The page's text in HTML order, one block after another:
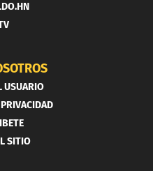
USUARIO
SITIO